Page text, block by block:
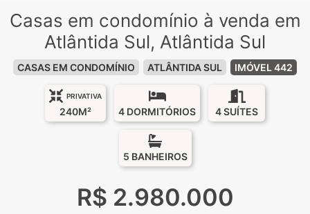
Casas em condomínio à venda em
Atlântida Sul, Atlântida Sul
CASAS EM CONDOMÍNIO ATLÂNTIDA SUL IMÓVEL 442
PRIVATIVA
240M² 4 DORMITÓRIOS 4 SUÍTES
5 BANHEIROS
R$ 2.980.000